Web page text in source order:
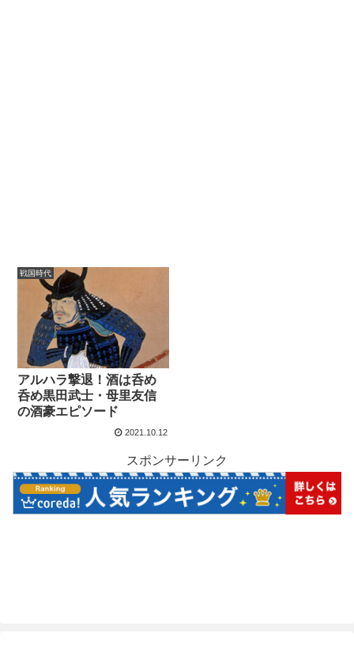
戦国時代
アルハラ撃退！酒は呑め
呑め黒田武士・母里友信
の酒豪エピソード
2021.10.12
スポンサーリンク